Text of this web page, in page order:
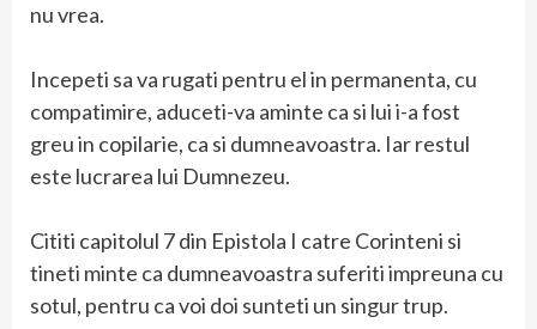
nu vrea.
Incepeti sa va rugati pentru el in permanenta, cu
compatimire, aduceti-va aminte ca si lui i-a fost
greu in copilarie, ca si dumneavoastra. Iar restul
este lucrarea lui Dumnezeu.
Cititi capitolul 7 din Epistola I catre Corinteni si
tineti minte ca dumneavoastra suferiti impreuna cu
sotul, pentru ca voi doi sunteti un singur trup.